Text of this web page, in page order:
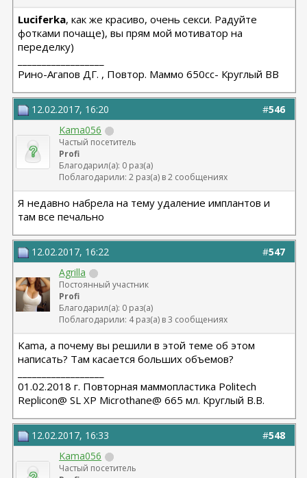
Luciferka, как же красиво, очень секси. Радуйте
фотками почаще), вы прям мой мотиватор на
переделку)
Рино-Агапов ДГ. , Повтор. Маммо 650сс- Круглый ВВ
#546
12.02.2017, 16:20
Kama056
Частый посетитель
Profi
Благодарил(а): 0 раз(а)
Поблагодарили: 2 раз(а) в 2 сообщениях
Я недавно набрела на тему удаление имплантов и
там все печально
#547
12.02.2017, 16:22
Agrilla
Постоянный участник
Profi
Благодарил(а): 0 раз(а)
Поблагодарили: 4 раз(а) в 3 сообщениях
Kama, а почему вы решили в этой теме об этом
написать? Там касается больших объемов?
01.02.2018 г. Повторная маммопластика Politech
Replicon@ SL XP Microthane@ 665 мл. Круглый В.В.
#548
12.02.2017, 16:33
Kama056
Частый посетитель